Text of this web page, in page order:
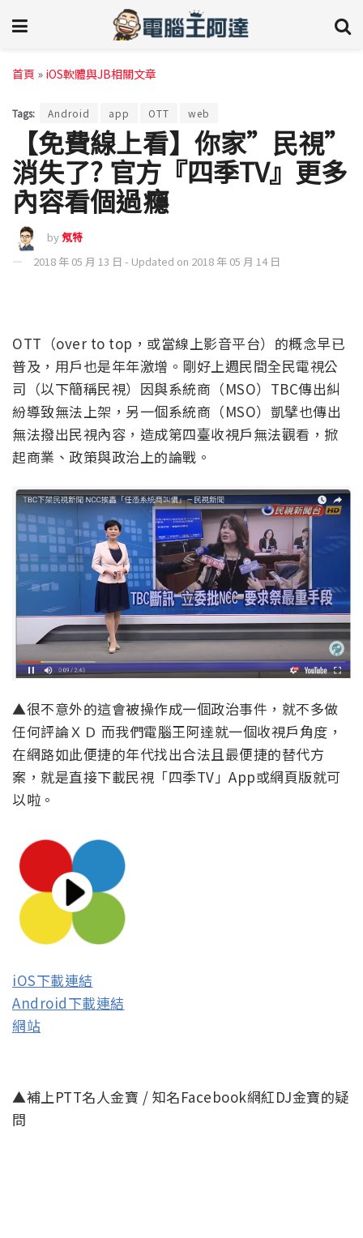
首頁 » iOS軟體與JB相關文章
Tags: Android app OTT web
【免費線上看】你家”民視”
消失了? 官方『四季TV』更多
內容看個過癮
by氖特
2018 年 05 月 13 日 - Updated on 2018 年 05 月 14 日
OTT（over to top，或當線上影音平台）的概念早已
普及，用戶也是年年激增。剛好上週民間全民電視公
司（以下簡稱民視）因與系統商（MSO）TBC傳出糾
紛導致無法上架，另一個系統商（MSO）凱擘也傳出
無法撥出民視內容，造成第四臺收視戶無法觀看，掀
起商業、政策與政治上的論戰。
▲很不意外的這會被操作成一個政治事件，就不多做
任何評論ＸＤ 而我們電腦王阿達就一個收視戶角度，
在網路如此便捷的年代找出合法且最便捷的替代方
案，就是直接下載民視「四季TV」App或網頁版就可
以啦。
iOS下載連結
Android下載連結
網站
▲補上PTT名人金寶 / 知名Facebook網紅DJ金寶的疑
問